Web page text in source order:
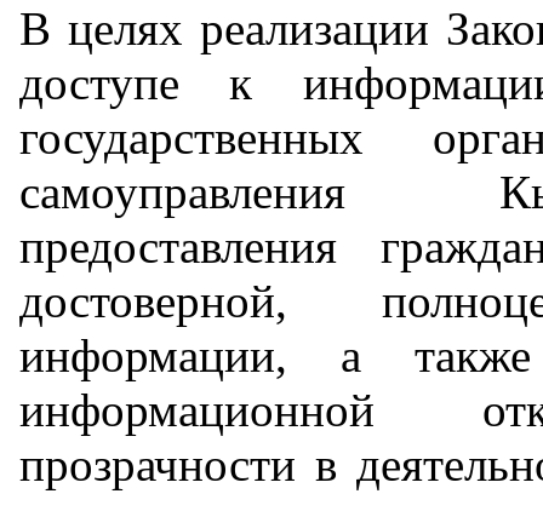
В целях реализации
доступе к
государственных
самоуправления
предоставления
достоверной,
информации, а также
информационной
прозрачности в